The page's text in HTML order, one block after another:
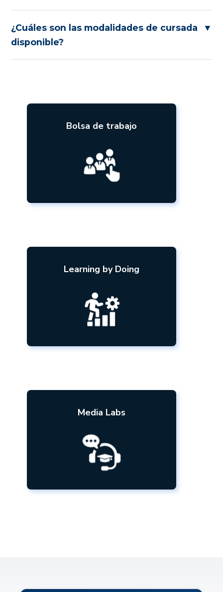
¿Cuáles son las modalidades de cursada
disponible?
▼
Bolsa de trabajo
pasantías y trabajos de tiempo
completo en diferentes empresas
nacionales e internacionales.
Learning by Doing
experiencia y la práctica para
desarrollar habilidades y resolver
problemas, en lugar de depender
exclusivamente de la teoría.
Media Labs
Espacio con equipos de última
permiten una experiencia
académica integral.
Más información